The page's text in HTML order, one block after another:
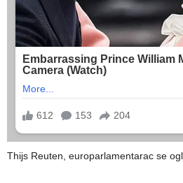
Thijs Reuten, europarlamentarac se